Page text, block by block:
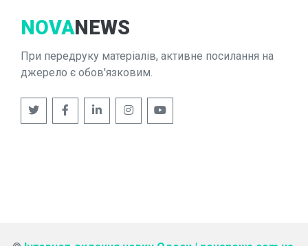
NOVANEWS
При передруку матеріалів, активне посилання на
джерело є обов'язковим.